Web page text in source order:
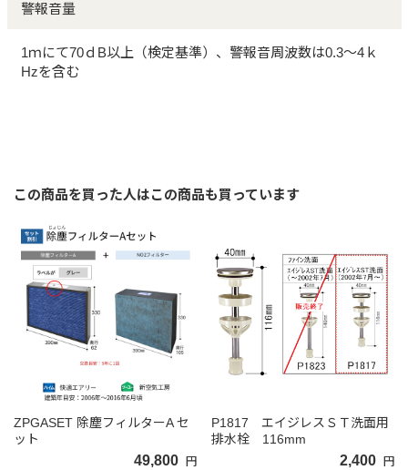
警報音量
1ｍにて70ｄB以上（検定基準）、警報音周波数は0.3～4ｋ
Hzを含む
この商品を買った人はこの商品も買っています
ZPGASET 除塵フィルターA セ
ット
49,800 円
P1817 エイジレスＳＴ洗面用
排水栓 116mm
2,400 円